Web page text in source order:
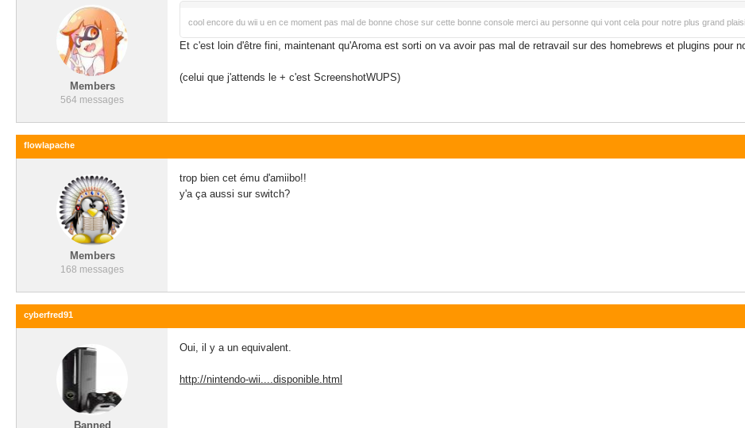
Members
564 messages
cool encore du wii u en ce moment pas mal de bonne chose sur cette bonne console merci au personne qui vont cela pour notre plus grand
Et c'est loin d'être fini, maintenant qu'Aroma est sorti on va avoir pas mal de retravail sur des homebrews et plugins pour
(celui que j'attends le + c'est ScreenshotWUPS)
flowlapache
Members
168 messages
trop bien cet ému d'amiibo!!
y'a ça aussi sur switch?
cyberfred91
Banned
Oui, il y a un equivalent.
http://nintendo-wii....disponible.html